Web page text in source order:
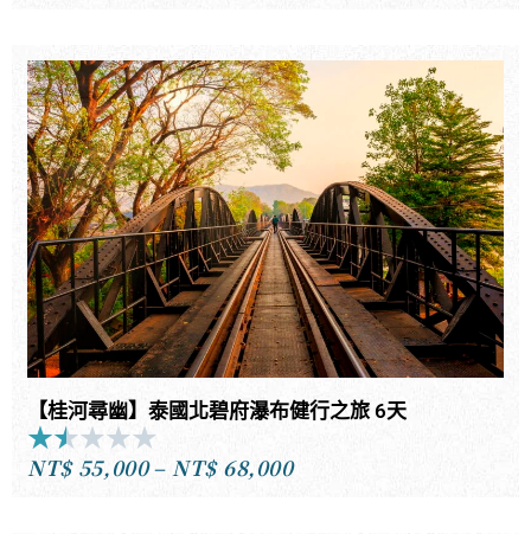
5
範
圍：
NT$95,800
到
NT$129,800
【桂河尋幽】泰國北碧府瀑布健行之旅 6天
★★★★★
1.5
NT$ 55,000– NT$ 68,000